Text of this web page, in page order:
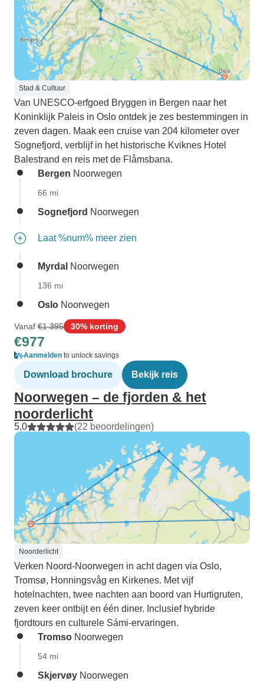
Stad & Cultuur
Van UNESCO-erfgoed Bryggen in Bergen naar het
Koninklijk Paleis in Oslo ontdek je zes bestemmingen in
zeven dagen. Maak een cruise van 204 kilometer over
Sognefjord, verblijf in het historische Kviknes Hotel
Balestrand en reis met de Flåmsbana.
Bergen Noorwegen
66 mi
Sognefjord Noorwegen
Laat %num% meer zien
Myrdal Noorwegen
136 mi
Oslo Noorwegen
Vanaf €1.395 30% korting
€977
Aanmelden to unlock savings
Download brochure Bekijk reis
Noorwegen – de fjorden & het
noorderlicht
5,0 (22 beoordelingen)
Noorderlicht
Verken Noord-Noorwegen in acht dagen via Oslo,
Tromsø, Honningsvåg en Kirkenes. Met vijf
hotelnachten, twee nachten aan boord van Hurtigruten,
zeven keer ontbijt en één diner. Inclusief hybride
fjordtours en culturele Sámi-ervaringen.
Tromso Noorwegen
54 mi
Skjervøy Noorwegen